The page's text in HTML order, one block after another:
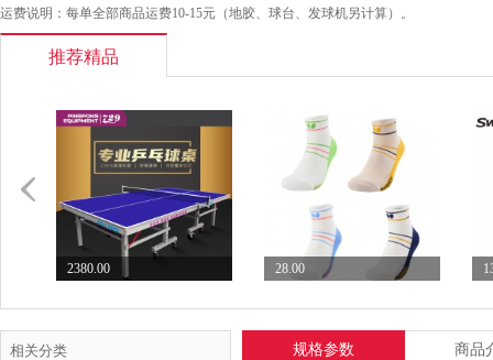
运费说明：每单全部商品运费10-15元（地胶、球台、发球机另计算）。
推荐精品
2380.00
28.00
相关分类 规格参数 商品